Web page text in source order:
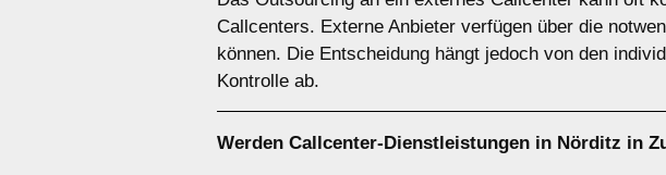
Callcenters. Externe Anbieter verfügen über die
können. Die Entscheidung hängt jedoch von den
Kontrolle ab.
Werden Callcenter-Dienstleistungen in Nörditz in